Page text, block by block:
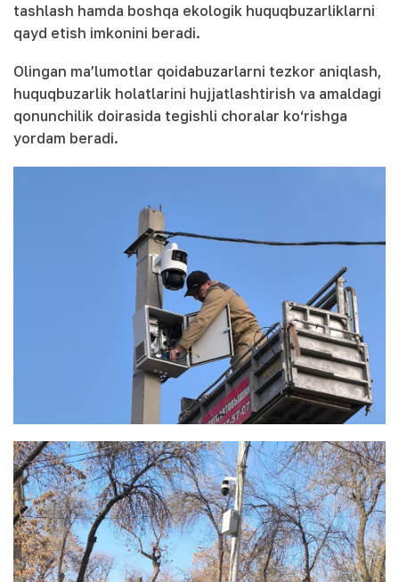
tashlash hamda boshqa ekologik huquqbuzarliklarni
qayd etish imkonini beradi.
Olingan ma’lumotlar qoidabuzarlarni tezkor aniqlash,
huquqbuzarlik holatlarini hujjatlashtirish va amaldagi
qonunchilik doirasida tegishli choralar ko‘rishga
yordam beradi.